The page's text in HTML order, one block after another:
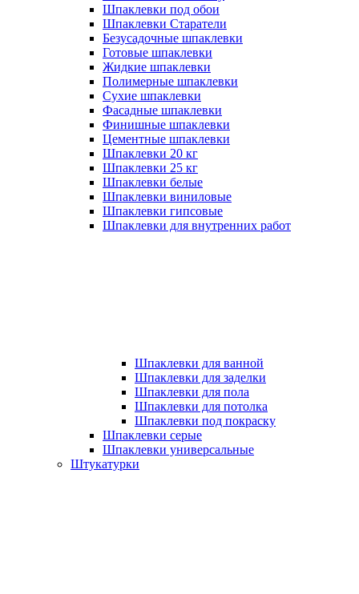
Шпаклевки под обои
Шпаклевки Старатели
Безусадочные шпаклевки
Готовые шпаклевки
Жидкие шпаклевки
Полимерные шпаклевки
Сухие шпаклевки
Фасадные шпаклевки
Финишные шпаклевки
Цементные шпаклевки
Шпаклевки 20 кг
Шпаклевки 25 кг
Шпаклевки белые
Шпаклевки виниловые
Шпаклевки гипсовые
Шпаклевки для внутренних работ
Шпаклевки для ванной
Шпаклевки для заделки
Шпаклевки для пола
Шпаклевки для потолка
Шпаклевки под покраску
Шпаклевки серые
Шпаклевки универсальные
Штукатурки